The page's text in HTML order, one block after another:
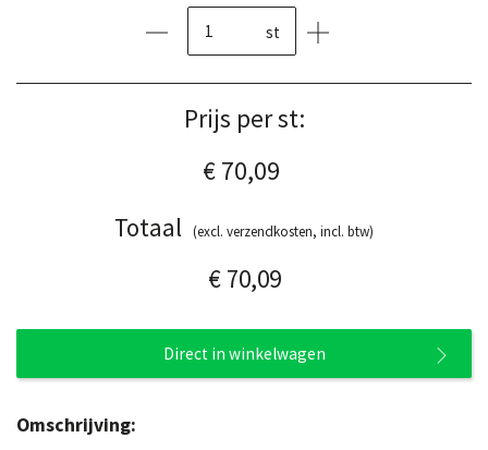
st
Prijs per st:
€ 70,09
Totaal
(excl. verzendkosten, incl. btw)
€ 70,09
Direct in winkelwagen
Omschrijving: